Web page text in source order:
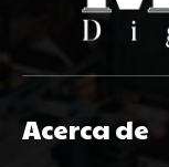
Acerca de